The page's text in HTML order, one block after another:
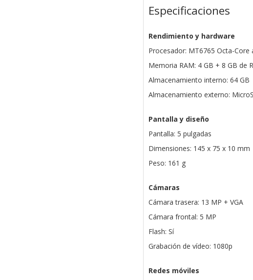
Especificaciones
Rendimiento y hardware
Procesador: MT6765 Octa-Core
Memoria RAM: 4 GB + 8 GB de
Almacenamiento interno: 64 GB
Almacenamiento externo:
Pantalla y diseño
Pantalla: 5 pulgadas
Dimensiones: 145 x 75 x 10 mm
Peso: 161 g
Cámaras
Cámara trasera: 13 MP + VGA
Cámara frontal: 5 MP
Flash: Sí
Grabación de vídeo: 1080p
Redes móviles